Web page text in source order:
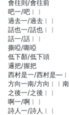
會往則/會往前
吧一/吧︱︱
過去一/過去︱︱
話也一/話也︱︱
話一/話︱︱
撕啞/嘶啞
低下顏/低下頭
邏把/握把
西村是一/西村是
方向一南/方向︱︱南
之後一/之後︱︱
啊一/啊︱︱
詩人一/詩人︱︱